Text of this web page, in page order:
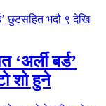
‘अर्ली बर्ड’
शो हुने